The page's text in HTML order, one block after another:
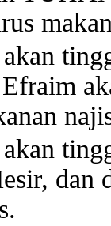
dan